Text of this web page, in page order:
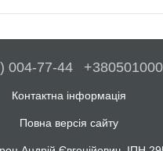
004-77-44
Контактна інформація
Повна версія сайту